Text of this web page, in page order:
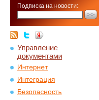
Подписка на новости:
Управление
документами
Интернет
Интеграция
Безопасность